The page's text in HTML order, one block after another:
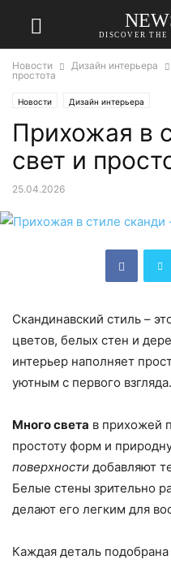
DISCOVER THE
Новости Дизайн интерьера
простота
Новости Дизайн интерьера
Прихожая в
свет и
25.04.2026
Скандинавский стиль –
цветов, белых стен и
интерьер наполняет
уютным с первого взгляда.
Много света в прихожей
простоту форм и
поверхности добавляют
Белые стены зрительно
делают его легким для
Каждая деталь